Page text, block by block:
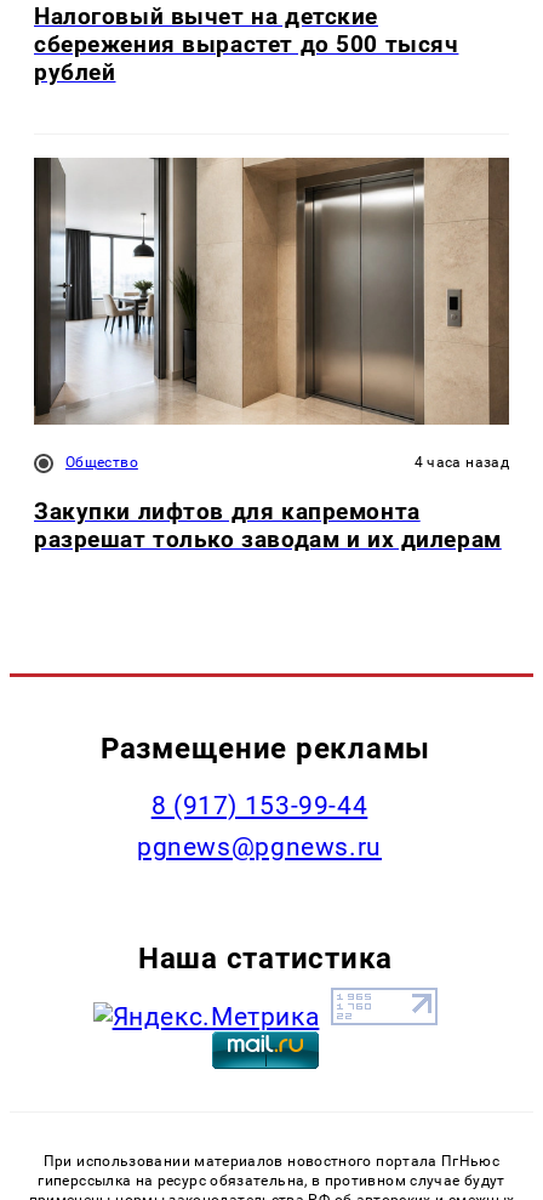
Налоговый вычет на детские
сбережения вырастет до 500 тысяч
рублей
Общество 4 часа назад
Закупки лифтов для капремонта
разрешат только заводам и их дилерам
Размещение рекламы
‭8 (917) 153-99-44
pgnews@pgnews.ru
Наша статистика
При использовании материалов новостного портала ПгНьюс
гиперссылка на ресурс обязательна, в противном случае будут